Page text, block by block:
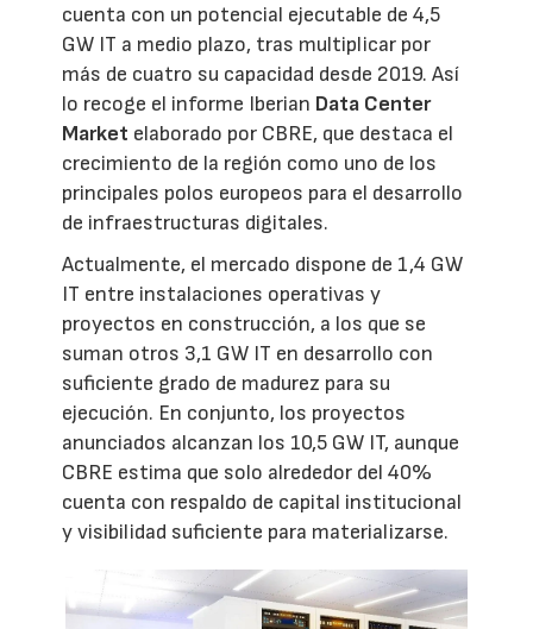
cuenta con un potencial ejecutable de 4,5
GW IT a medio plazo, tras multiplicar por
más de cuatro su capacidad desde 2019. Así
lo recoge el informe Iberian Data Center
Market elaborado por CBRE, que destaca el
crecimiento de la región como uno de los
principales polos europeos para el desarrollo
de infraestructuras digitales.
Actualmente, el mercado dispone de 1,4 GW
IT entre instalaciones operativas y
proyectos en construcción, a los que se
suman otros 3,1 GW IT en desarrollo con
suficiente grado de madurez para su
ejecución. En conjunto, los proyectos
anunciados alcanzan los 10,5 GW IT, aunque
CBRE estima que solo alrededor del 40%
cuenta con respaldo de capital institucional
y visibilidad suficiente para materializarse.